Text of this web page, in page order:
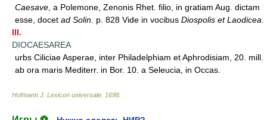
Caesave , a Polemone, Zenonis Rhet. filio, in gratiam Aug. dictam
esse, docet ad Solin. p. 828 Vide in vocibus Diospolis et Laodicea
III.
DIOCAESAREA
urbs Ciliciae Asperae, inter Philadelphiam et Aphrodisiam, 20. mill.
ab ora maris Mediterr. in Bor. 10. a Seleucia, in Occas.
Hofmann J. Lexicon universale 1698